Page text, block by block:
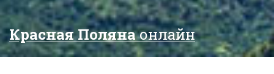
Красная Полянаонлайн